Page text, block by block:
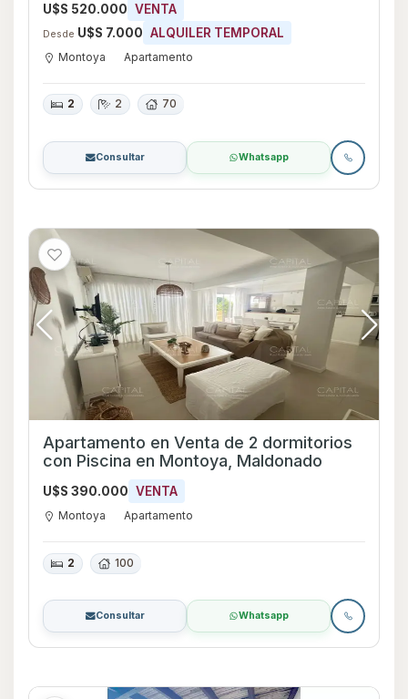
U$S 520.000 VENTA
Desde U$S 7.000 ALQUILER TEMPORAL
Montoya Apartamento
2 2 70
Consultar Whatsapp
Apartamento en Venta de 2 dormitorios
con Piscina en Montoya, Maldonado
U$S 390.000 VENTA
Montoya Apartamento
2 100
Consultar Whatsapp